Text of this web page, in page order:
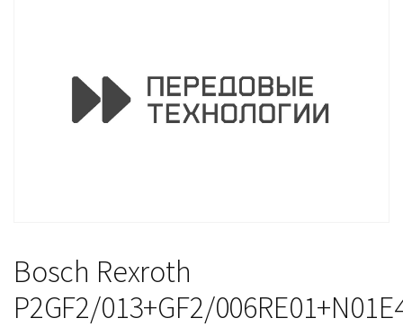
Bosch Rexroth
P2GF2/013+GF2/